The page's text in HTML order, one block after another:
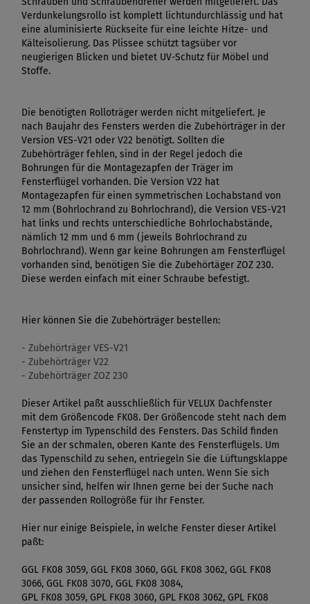
Verdunkelungsrollo ist komplett lichtundurchlässig und hat
eine aluminisierte Rückseite für eine leichte Hitze- und
Kälteisolierung. Das Plissee schützt tagsüber vor
neugierigen Blicken und bietet UV-Schutz für Möbel und
Stoffe.
Die benötigten Rolloträger werden nicht mitgeliefert. Je
nach Baujahr des Fensters werden die Zubehörträger in der
Version VES-V21 oder V22 benötigt. Sollten die
Zubehörträger fehlen, sind in der Regel jedoch die
Bohrungen für die Montagezapfen der Träger im
Fensterflügel vorhanden. Die Version V22 hat
Montagezapfen für einen symmetrischen Lochabstand von
12 mm (Bohrlochrand zu Bohrlochrand), die Version VES-V21
hat links und rechts unterschiedliche Bohrlochabstände,
nämlich 12 mm und 6 mm (jeweils Bohrlochrand zu
Bohrlochrand). Wenn gar keine Bohrungen am Fensterflügel
vorhanden sind, benötigen Sie die Zubehörtäger ZOZ 230.
Diese werden einfach mit einer Schraube befestigt.
Hier können Sie die Zubehörträger bestellen:
- Zubehörträger VES-V21
- Zubehörträger V22
- Zubehörträger ZOZ 230
Dieser Artikel paßt ausschließlich für VELUX Dachfenster
mit dem Größencode FK08. Der Größencode steht nach dem
Fenstertyp im Typenschild des Fensters. Das Schild finden
Sie an der schmalen, oberen Kante des Fensterflügels. Um
das Typenschild zu sehen, entriegeln Sie die Lüftungsklappe
und ziehen den Fensterflügel nach unten. Wenn Sie sich
unsicher sind, helfen wir Ihnen gerne bei der Suche nach
der passenden Rollogröße für Ihr Fenster.
Hier nur einige Beispiele, in welche Fenster dieser Artikel
paßt:
GGL FK08 3059, GGL FK08 3060, GGL FK08 3062, GGL FK08
3066, GGL FK08 3070, GGL FK08 3084,
GPL FK08 3059, GPL FK08 3060, GPL FK08 3062, GPL FK08